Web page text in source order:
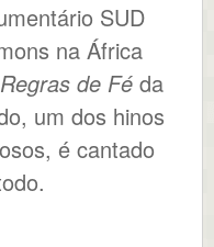
SUD
na África
Regras de Fé da
um dos hinos
é cantado